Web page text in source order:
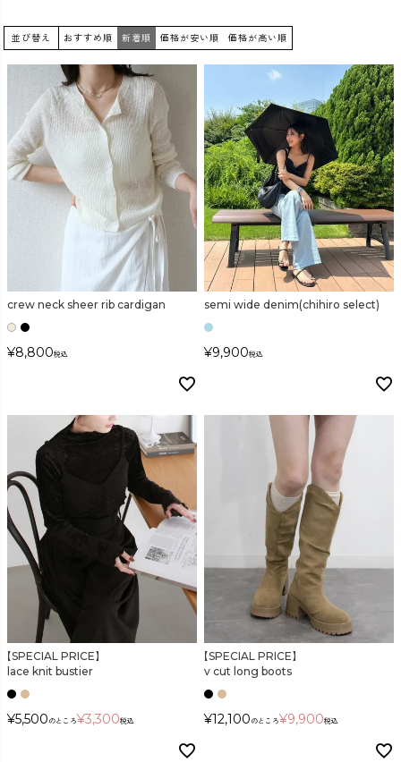
並び替え おすすめ順 新着順 価格が安い順 価格が高い順
crew neck sheer rib cardigan
¥8,800税込
semi wide denim(chihiro select)
¥9,900税込
【SPECIAL PRICE】
lace knit bustier
¥5,500 のところ¥3,300税込
【SPECIAL PRICE】
v cut long boots
¥12,100 のところ¥9,900税込